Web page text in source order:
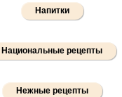
Напитки
Национальные рецепты
Нежные рецепты